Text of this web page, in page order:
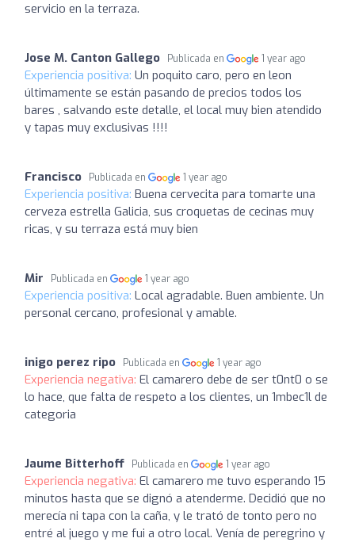
servicio en la terraza.
Jose M. Canton Gallego Publicada en 1 year ago
Experiencia positiva: Un poquito caro, pero en leon
últimamente se están pasando de precios todos los
bares , salvando este detalle, el local muy bien atendido
y tapas muy exclusivas !!!!
Francisco Publicada en 1 year ago
Experiencia positiva: Buena cervecita para tomarte una
cerveza estrella Galicia, sus croquetas de cecinas muy
ricas, y su terraza está muy bien
Mir Publicada en 1 year ago
Experiencia positiva: Local agradable. Buen ambiente. Un
personal cercano, profesional y amable.
inigo perez ripo Publicada en 1 year ago
Experiencia negativa: El camarero debe de ser t0nt0 o se
lo hace, que falta de respeto a los clientes, un 1mbec1l de
categoria
Jaume Bitterhoff Publicada en 1 year ago
Experiencia negativa: El camarero me tuvo esperando 15
minutos hasta que se dignó a atenderme. Decidió que no
merecía ni tapa con la caña, y le trató de tonto pero no
entré al juego y me fui a otro local. Venía de peregrino y